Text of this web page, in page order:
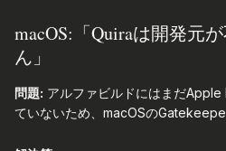
macOS:「Quiraは開発元
ん」
問題: アルファビルドにはまだ
ていないため、macOSの